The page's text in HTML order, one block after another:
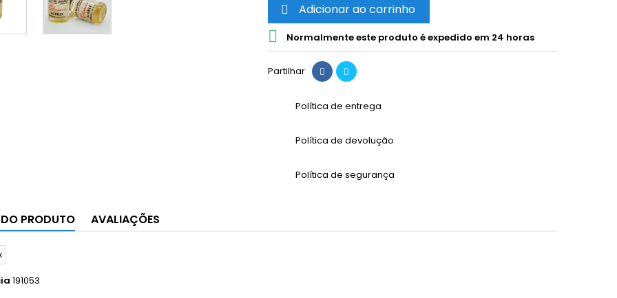
 Adicionar ao carrinho
 Normalmente este produto é expedido em 24 horas
Partilhar
Política de entrega
Política de devolução
Política de segurança
PRODUTO AVALIAÇÕES
191053